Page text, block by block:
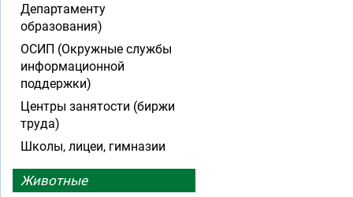
Департаменту
образования)
ОСИП (Окружные службы
информационной
поддержки)
Центры занятости (биржи
труда)
Школы, лицеи, гимназии
Животные